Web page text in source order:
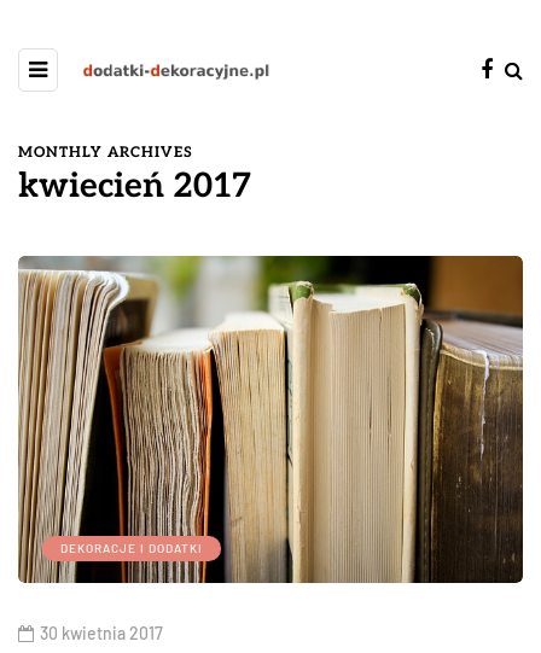
MONTHLY ARCHIVES
kwiecień 2017
DEKORACJE I DODATKI
30 kwietnia 2017